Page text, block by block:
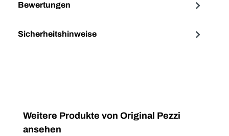
Bewertungen
Sicherheitshinweise
Produktgalerie überspringen
Weitere Produkte von Original Pezzi
ansehen